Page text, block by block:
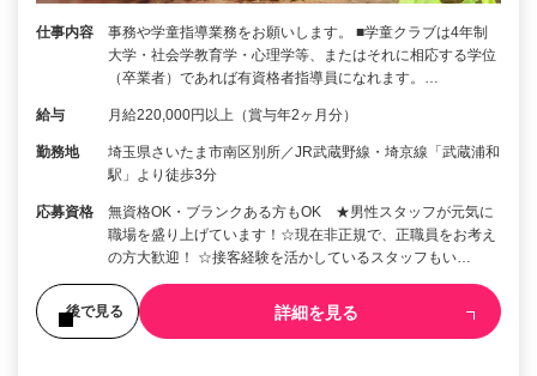
仕事内容
事務や学童指導業務をお願いします。 ■学童クラブは4年制
大学・社会学教育学・心理学等、またはそれに相応する学位
（卒業者）であれば有資格者指導員になれます。…
給与 月給220,000円以上（賞与年2ヶ月分）
勤務地
埼玉県さいたま市南区別所／JR武蔵野線・埼京線「武蔵浦和
駅」より徒歩3分
応募資格
無資格OK・ブランクある方もOK ★男性スタッフが元気に
職場を盛り上げています！☆現在非正規で、正職員をお考え
の方大歓迎！ ☆接客経験を活かしているスタッフもい…
後で見る 詳細を見る